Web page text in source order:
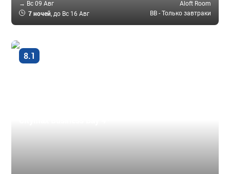
→ Вс 09 Авг Aloft Room
7 ночей, до Вс 16 Авг BB - Только завтраки
8.1